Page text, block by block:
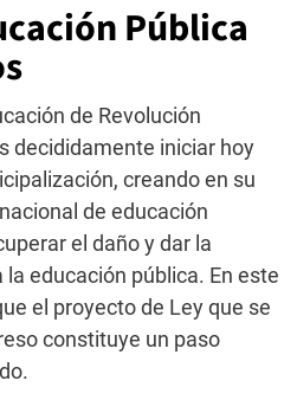
Pública
de Revolución
decididamente iniciar hoy
creando en su
de educación
el daño y dar la
educación pública. En este
el proyecto de Ley que se
constituye un paso